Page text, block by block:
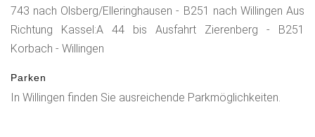
743 nach Olsberg/Elleringhausen - B251 nach Willingen Aus
Richtung Kassel:A 44 bis Ausfahrt Zierenberg - B251
Korbach - Willingen
Parken
In Willingen finden Sie ausreichende Parkmöglichkeiten.